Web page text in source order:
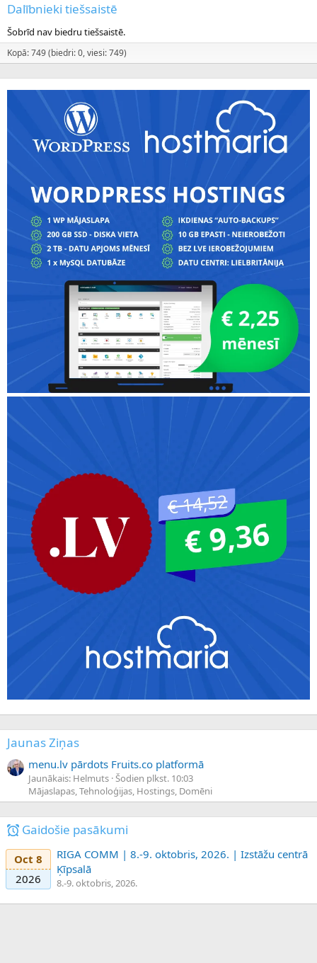
Dalībnieki tiešsaistē
Šobrīd nav biedru tiešsaistē.
Kopā: 749 (biedri: 0, viesi: 749)
Jaunas Ziņas
menu.lv pārdots Fruits.co platformā
Jaunākais: Helmuts Šodien plkst. 10:03
Mājaslapas, Tehnoloģijas, Hostings, Domēni
Gaidošie pasākumi
Oct 8
2026
RIGA COMM | 8.-9. oktobris, 2026. | Izstāžu centrā
Ķīpsalā
8.-9. oktobris, 2026.